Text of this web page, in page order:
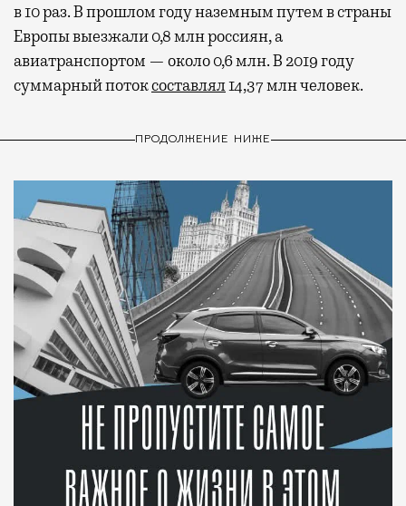
в 10 раз. В прошлом году наземным путем в страны
Европы выезжали 0,8 млн россиян, а
авиатранспортом — около 0,6 млн. В 2019 году
суммарный потоксоставлял14,37 млн человек.
ПРОДОЛЖЕНИЕ НИЖЕ